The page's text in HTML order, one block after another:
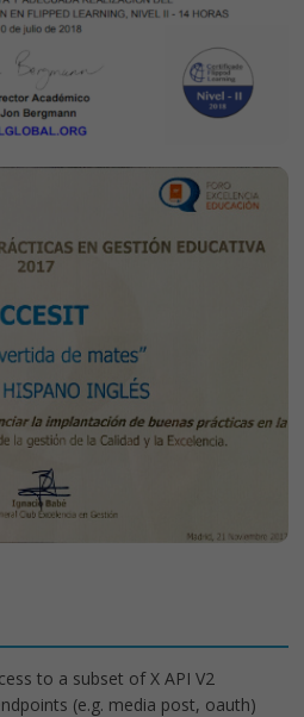
to a subset of X API V2
(e.g. media post, oauth)